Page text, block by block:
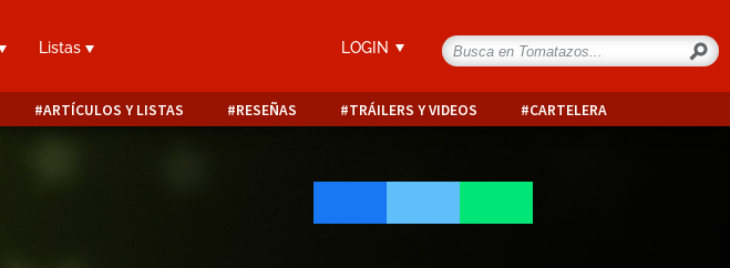
Listas LOGIN
ARTÍCULOS Y LISTAS RESEÑAS TRÁILERS Y VIDEOS CARTELERA